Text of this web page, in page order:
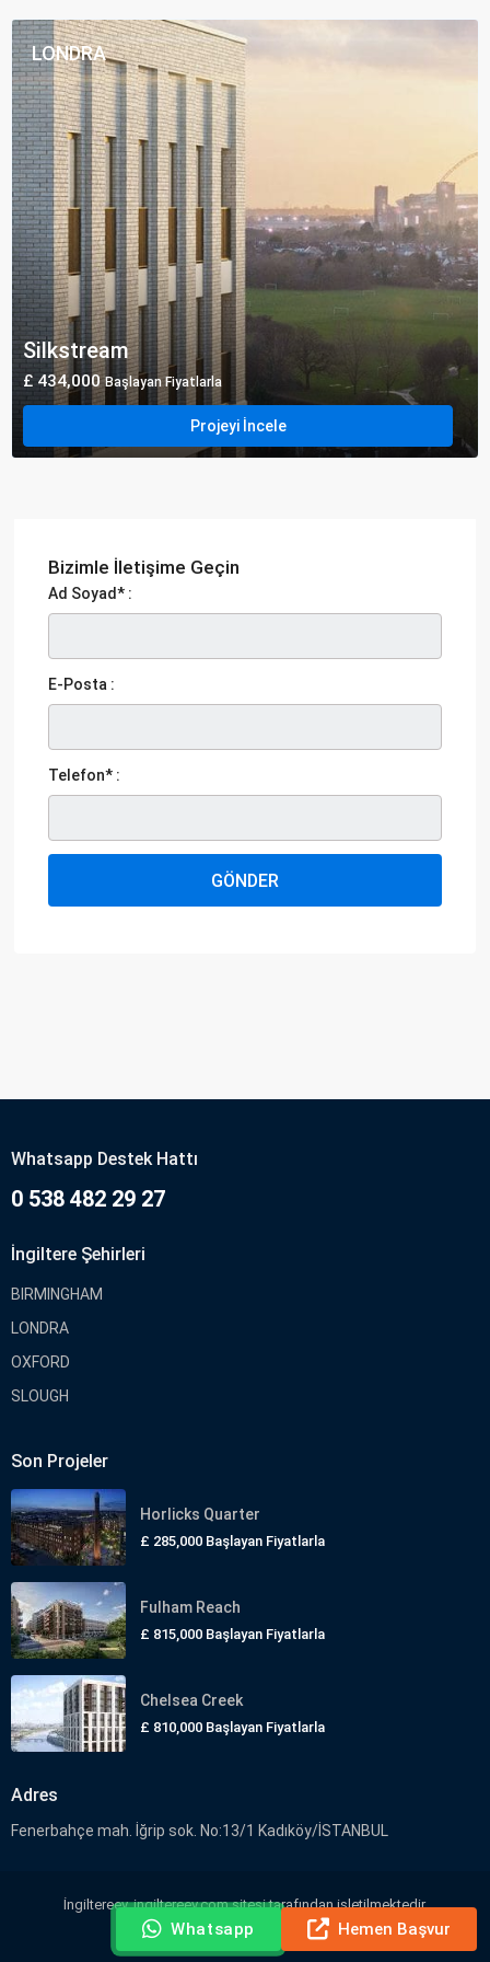
LONDRA
Silkstream
£ 434,000Başlayan Fiyatlarla
Projeyi İncele
Bizimle İletişime Geçin
Ad Soyad* :
E-Posta :
Telefon* :
Whatsapp Destek Hattı
0 538 482 29 27
İngiltere Şehirleri
BIRMINGHAM
LONDRA
OXFORD
SLOUGH
Son Projeler
Horlicks Quarter
£ 285,000 Başlayan Fiyatlarla
Fulham Reach
£ 815,000 Başlayan Fiyatlarla
Chelsea Creek
£ 810,000 Başlayan Fiyatlarla
Adres
Fenerbahçe mah. İğrip sok. No:13/1 Kadıköy/İSTANBUL
İngiltereev, ingiltereev.com sitesi tarafından işletilmektedir.
Biz Sizi Arayalım
Whatsapp Hemen Başvur